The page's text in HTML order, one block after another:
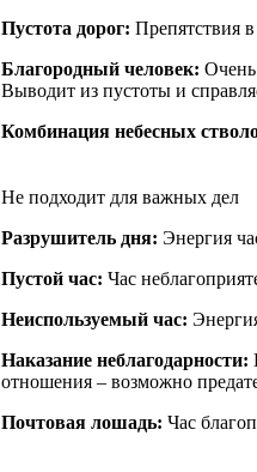
Пустота дорог: Препятствия
Благородный человек:
Выводит из пустоты и
Комбинация небесных
Не подходит для важных дел
Разрушитель дня: Энергия
Пустой час: Час
Неиспользуемый час:
Наказание неблагодарности:
отношения – возможно
Почтовая лошадь: Час